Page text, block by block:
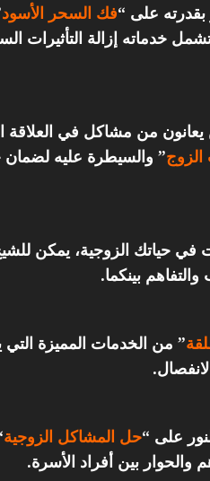
على “فك السحر الأسود
خدماته إزالة التأثيرات
من مشاكل في العلاقة
” والسيطرة عليه لضمان
في حياتك الزوجية، يمكن
بينكما.
” من الخدمات المميزة
على “حل المشاكل الزوجية
والحوار بين أفراد الأسرة.